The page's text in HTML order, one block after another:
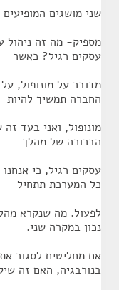
שני מושגים
מספיק- מה זה ניהול
עסקים רגיל? כאשר
מדובר על מונופול,
החברה תמשיך להיות
מונופול, ואני בעד
הברורה של מהלך
עסקים רגיל, כי
כל המערכת תתחיל
לפעול. מה שנקרא
נכון במקרה שני.
אם מחליטים לסגור
בנורבגיה, האם זה